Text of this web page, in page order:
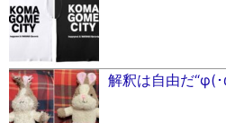
解釈は自由だ“φ(